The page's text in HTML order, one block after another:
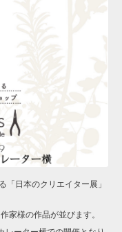
「日本のクリエイター展」
家様の作品が並びます。